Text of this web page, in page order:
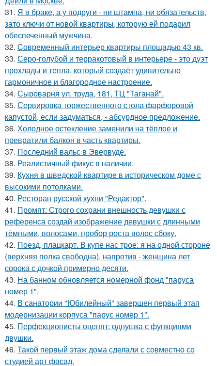
31. Я в браке, а у подруги - ни штампа, ни обязательств,
зато ключи от новой квартиры, которую ей подарил
обеспеченный мужчина.
32. Cовременный интерьер квартиры площадью 43 кв.
33. Серо-голубой и терракотовый в интерьере - это дуэт
прохлады и тепла, который создаёт удивительно
гармоничное и благородное настроение.
34. Сыроварня ул. труда, 181, ТЦ "Таганай".
35. Сервировка торжественного стола фарфоровой
капустой, если задуматься, - абсурдное предложение.
36. Холодное остекление заменили на тёплое и
превратили балкон в часть квартиры.
37. Последний вальс в Эвервуде.
38. Реалистичный фикус в наличии.
39. Кухня в шведской квартире в историческом доме с
высокими потолками.
40. Ресторан русской кухни "Редактор".
41. Промпт: Строго сохрани внешность девушки с
референса создай изображение девушки с длинными
тёмными, волосами, пробор роста волос сбоку.
42. Поезд, плацкарт. В купе нас трое: я на одной стороне
(верхняя полка свободна), напротив - женщина лет
сорока с дочкой примерно десяти.
43. На банном обновляется номерной фонд "паруса
номер 1".
44. В санатории "Юбилейный" завершен первый этап
модернизации корпуса "парус номер 1".
45. Перфекционисты оценят: однушка с функциями
двушки.
46. Такой первый этаж дома сделали с совместно со
студией арт фасад.